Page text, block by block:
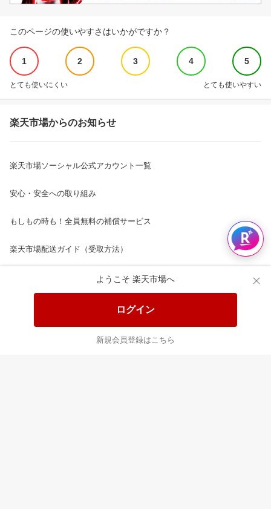
ようこそ 楽天市場へ
ログイン
新規会員登録はこちら
このページの使いやすさはいかがですか？
1 2 3 4 5
とても使いにくい とても使いやすい
楽天市場からのお知らせ
楽天市場ソーシャル公式アカウント一覧
安心・安全への取り組み
もしもの時も！全員無料の補償サービス
楽天市場配送ガイド（受取方法）
楽天にお店を開きませんか？
楽天ショッピングサービスご利用規約